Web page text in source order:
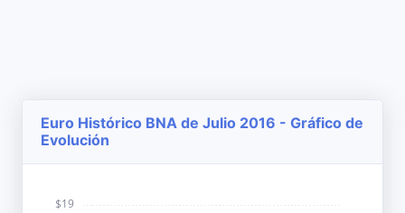
Euro Histórico BNA de Julio 2016 - Gráfico de
Evolución